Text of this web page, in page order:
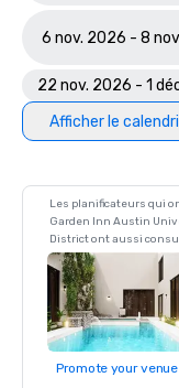
6 nov. 2026 - 8
22 nov. 2026 - 1
Afficher le
Les planificateurs qui
Garden Inn Austin
District ont aussi
Promote your venue